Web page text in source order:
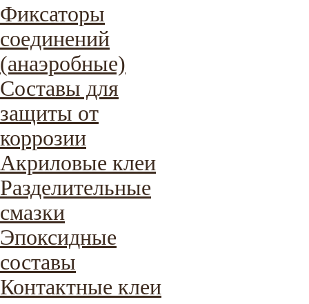
Фиксаторы
соединений
(анаэробные)
Составы для
защиты от
коррозии
Акриловые клеи
Разделительные
смазки
Эпоксидные
составы
Контактные клеи